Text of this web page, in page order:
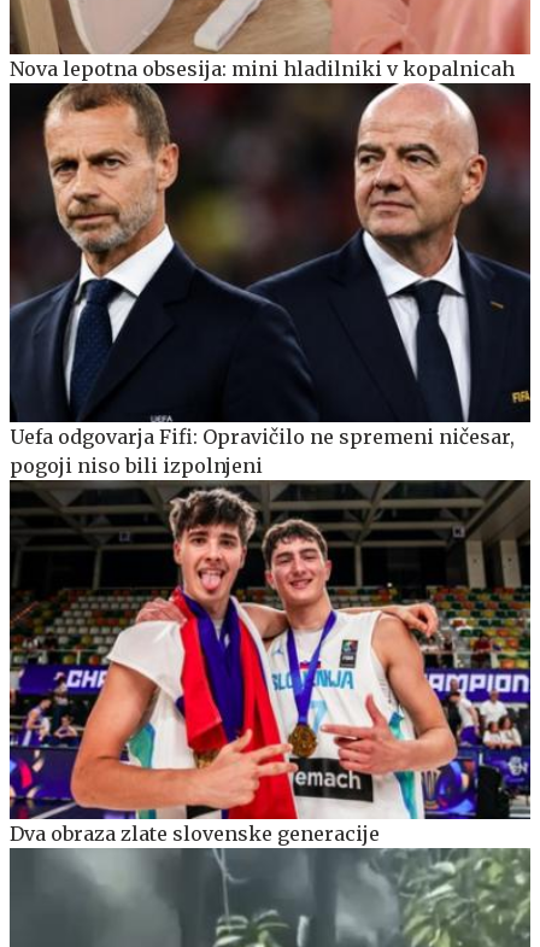
Nova lepotna obsesija: mini hladilniki v kopalnicah
Uefa odgovarja Fifi: Opravičilo ne spremeni ničesar,
pogoji niso bili izpolnjeni
Dva obraza zlate slovenske generacije